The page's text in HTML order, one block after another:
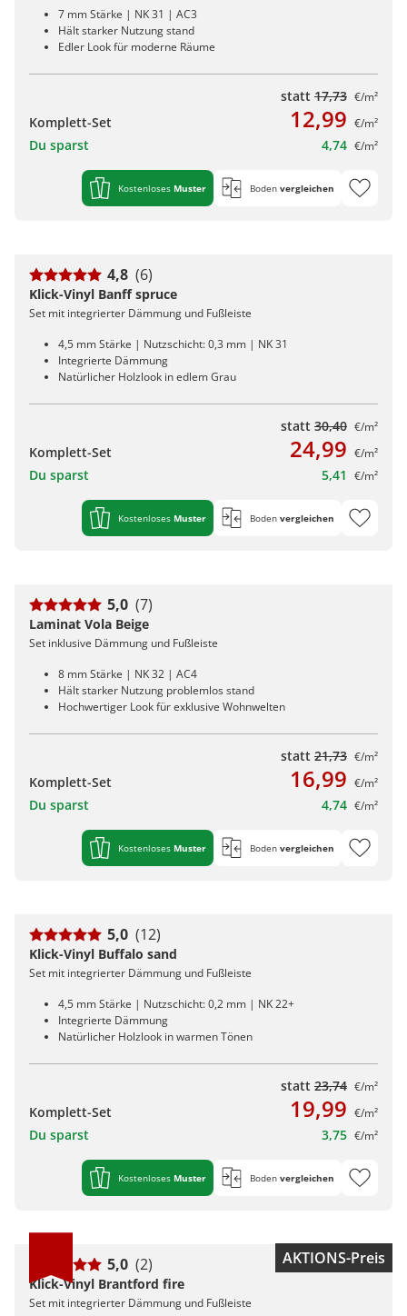
7 mm Stärke | NK 31 | AC3
Hält starker Nutzung stand
Edler Look für moderne Räume
statt 17,73 €/m²
Komplett-Set 12,99 €/m²
Du sparst 4,74 €/m²
Kostenloses Muster Boden vergleichen
4,8 (6)
Klick-Vinyl Banff spruce
Set mit integrierter Dämmung und Fußleiste
4,5 mm Stärke | Nutzschicht: 0,3 mm | NK 31
Integrierte Dämmung
Natürlicher Holzlook in edlem Grau
statt 30,40 €/m²
Komplett-Set 24,99 €/m²
Du sparst 5,41 €/m²
Kostenloses Muster Boden vergleichen
5,0 (7)
Laminat Vola Beige
Set inklusive Dämmung und Fußleiste
8 mm Stärke | NK 32 | AC4
Hält starker Nutzung problemlos stand
Hochwertiger Look für exklusive Wohnwelten
statt 21,73 €/m²
Komplett-Set 16,99 €/m²
Du sparst 4,74 €/m²
Kostenloses Muster Boden vergleichen
5,0 (12)
Klick-Vinyl Buffalo sand
Set mit integrierter Dämmung und Fußleiste
4,5 mm Stärke | Nutzschicht: 0,2 mm | NK 22+
Integrierte Dämmung
Natürlicher Holzlook in warmen Tönen
statt 23,74 €/m²
Komplett-Set 19,99 €/m²
Du sparst 3,75 €/m²
Kostenloses Muster Boden vergleichen
AKTIONS-Preis
5,0 (2)
Klick-Vinyl Brantford fire
Set mit integrierter Dämmung und Fußleiste